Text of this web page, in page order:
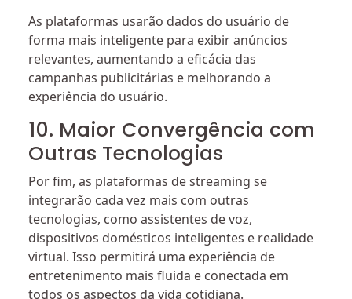
As plataformas usarão dados do usuário de
forma mais inteligente para exibir anúncios
relevantes, aumentando a eficácia das
campanhas publicitárias e melhorando a
experiência do usuário.
10. Maior Convergência com
Outras Tecnologias
Por fim, as plataformas de streaming se
integrarão cada vez mais com outras
tecnologias, como assistentes de voz,
dispositivos domésticos inteligentes e realidade
virtual. Isso permitirá uma experiência de
entretenimento mais fluida e conectada em
todos os aspectos da vida cotidiana.